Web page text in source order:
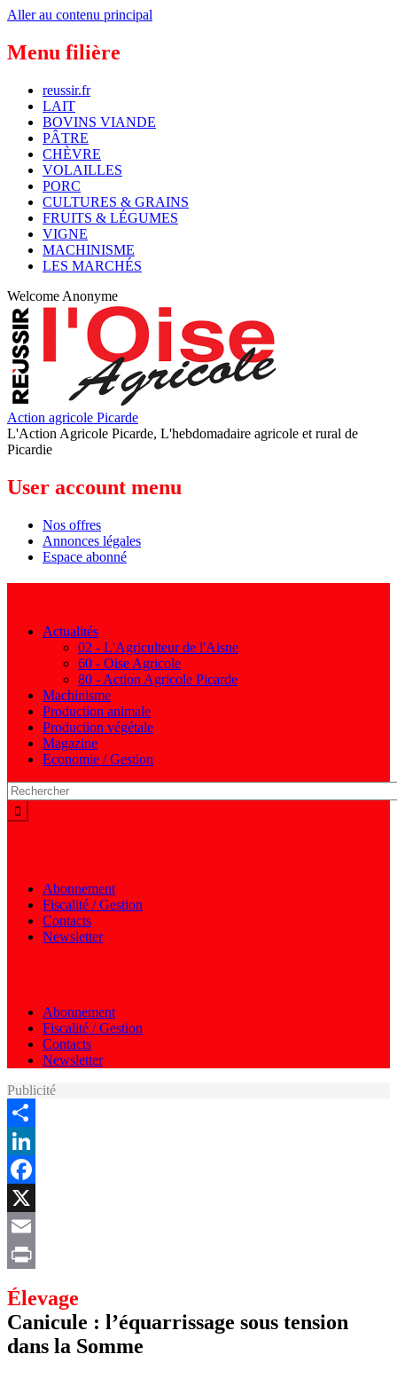
Aller au contenu principal
Menu filière
reussir.fr
LAIT
BOVINS VIANDE
PÂTRE
CHÈVRE
VOLAILLES
PORC
CULTURES & GRAINS
FRUITS & LÉGUMES
VIGNE
MACHINISME
LES MARCHÉS
Welcome Anonyme
Action agricole Picarde
L'Action Agricole Picarde, L'hebdomadaire agricole et rural de
Picardie
User account menu
Nos offres
Annonces légales
Espace abonné
Actualités
02 - L'Agriculteur de l'Aisne
60 - Oise Agricole
80 - Action Agricole Picarde
Machinisme
Production animale
Production végétale
Magazine
Economie / Gestion
Abonnement
Fiscalité / Gestion
Contacts
Newsletter
Abonnement
Fiscalité / Gestion
Contacts
Newsletter
Publicité
Share
LinkedIn
Facebook
X
Email
Élevage
Canicule : l’équarrissage sous tension
dans la Somme